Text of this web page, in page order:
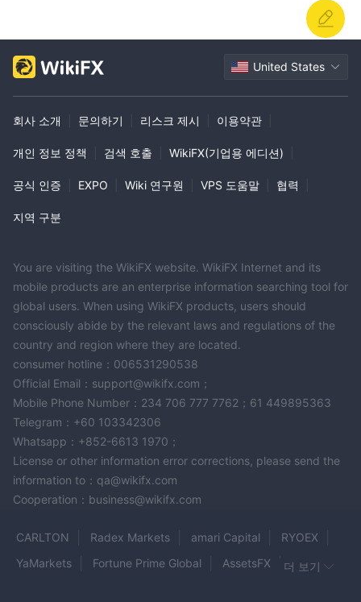
United States
회사 소개 문의하기 리스크 제시 이용약관
개인 정보 정책 검색 호출 WikiFX(기업용 에디션)
공식 인증 EXPO Wiki 연구원 VPS 도움말 협력
지역 구분
You are visiting the WikiFX website. WikiFX Internet and its
mobile products are an enterprise information searching tool for
global users. When using WikiFX products, users should
consciously abide by the relevant laws and regulations of the
country and region where they are located.
consumer hotline：006531290538
Official Email：support@wikifx.com；
Mobile Phone Number：234 706 777 7762；61 449895363
Telegram：+60 103342306
Whatsapp：+852-6613 1970；
License or other information error corrections, please send the
information to：qa@wikifx.com
Cooperation：business@wikifx.com
CARLTON Radex Markets amari Capital
RYOEX
YaMarkets
Fortune Prime Global
AssetsFX
더 보기